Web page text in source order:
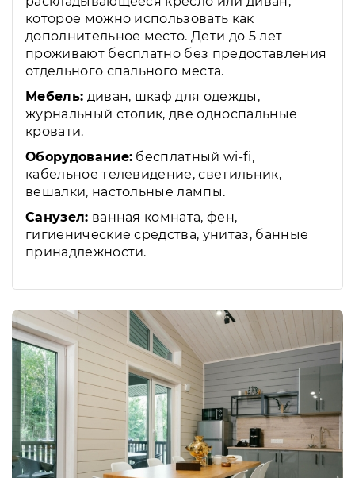
которое можно использовать как
дополнительное место. Дети до 5 лет
проживают бесплатно без предоставления
отдельного спального места.
Мебель: диван, шкаф для одежды,
журнальный столик, две односпальные
кровати.
Оборудование: бесплатный wi-fi,
кабельное телевидение, светильник,
вешалки, настольные лампы.
Санузел: ванная комната, фен,
гигиенические средства, унитаз, банные
принадлежности.